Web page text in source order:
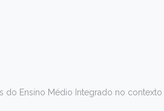
do Ensino Médio Integrado no